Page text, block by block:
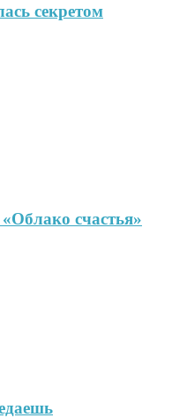
секретом
счастья»